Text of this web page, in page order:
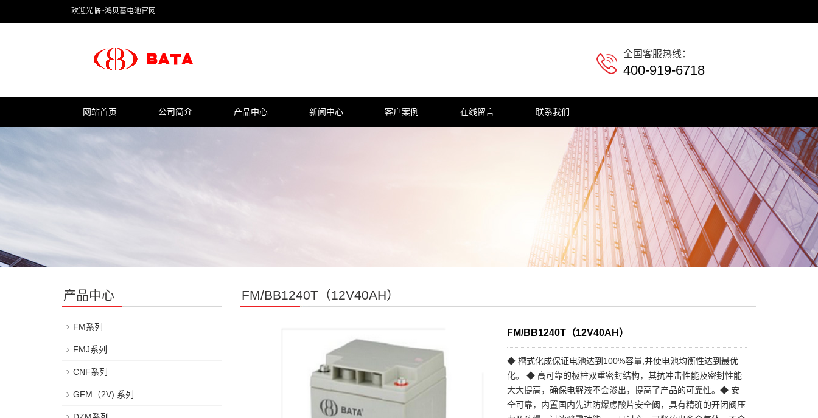
欢迎光临~鸿贝蓄电池官网
全国客服热线：
400-919-6718
网站首页 公司简介 产品中心 新闻中心 客户案例 在线留言 联系我们
FM/BB1240T（12V40AH）
FM/BB1240T（12V40AH）
◆ 槽式化成保证电池达到100%容量,并使电池均衡性达到最优
化。 ◆ 高可靠的极柱双重密封结构，其抗冲击性能及密封性能
大大提高，确保电解液不会渗出，提高了产品的可靠性。◆ 安
全可靠，内置国内先进防爆虑酸片安全阀，具有精确的开闭阀压
产品中心
FM系列
FMJ系列
CNF系列
GFM（2V) 系列